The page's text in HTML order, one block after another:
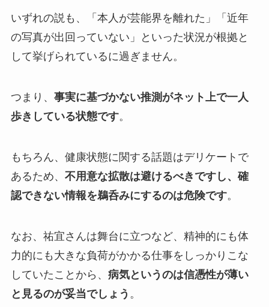
いずれの説も、「本人が芸能界を離れた」「近年
の写真が出回っていない」といった状況が根拠と
して挙げられているに過ぎません。
つまり、 事実に基づかない推測がネット上で一人
歩きしている状態です。
もちろん、健康状態に関する話題はデリケートで
あるため、 不用意な拡散は避けるべきですし、確
認できない情報を鵜呑みにするのは危険です。
なお、祐宜さんは舞台に立つなど、精神的にも体
力的にも大きな負荷がかかる仕事をしっかりこな
していたことから、 病気というのは信憑性が薄い
と見るのが妥当でしょう 。